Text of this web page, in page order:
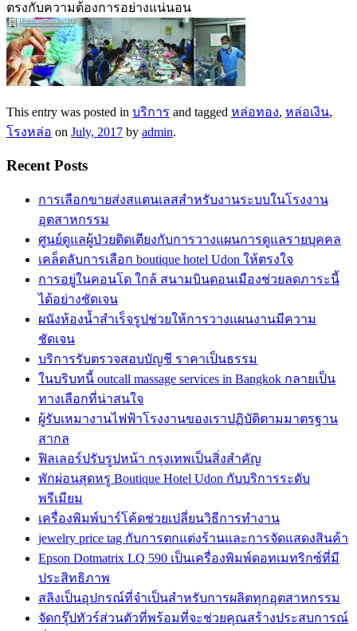
ตรงกับความต้องการอย่างแน่นอน
This entry was posted in บริการ and tagged หล่อทอง, หล่อเงิน,
โรงหล่อ on July, 2017 by admin.
Recent Posts
การเลือกขายส่งสแตนเลสสำหรับงานระบบในโรงงาน
อุตสาหกรรม
ศูนย์ดูแลผู้ป่วยติดเตียงกับการวางแผนการดูแลรายบุคคล
เคล็ดลับการเลือก boutique hotel Udon ให้ตรงใจ
การอยู่ในคอนโด ใกล้ สนามบินดอนเมืองช่วยลดภาระนี้
ได้อย่างชัดเจน
ผนังห้องน้ำสำเร็จรูปช่วยให้การวางแผนงานมีความ
ชัดเจน
บริการรับตรวจสอบบัญชี ราคาเป็นธรรม
ในบริบทนี้ outcall massage services in Bangkok กลายเป็น
ทางเลือกที่น่าสนใจ
ผู้รับเหมางานไฟฟ้าโรงงานของเราปฏิบัติตามมาตรฐาน
สากล
ฟิลเลอร์ปรับรูปหน้า กรุงเทพเป็นสิ่งสำคัญ
พักผ่อนสุดหรู Boutique Hotel Udon กับบริการระดับ
พรีเมียม
เครื่องพิมพ์บาร์โค้ดช่วยเปลี่ยนวิธีการทำงาน
jewelry price tag กับการตกแต่งร้านและการจัดแสดงสินค้า
Epson Dotmatrix LQ 590 เป็นเครื่องพิมพ์ดอทเมทริกซ์ที่มี
ประสิทธิภาพ
สลิงเป็นอุปกรณ์ที่จำเป็นสำหรับการผลิตทุกอุตสาหกรรม
จัดกรุ๊ปทัวร์ส่วนตัวที่พร้อมที่จะช่วยคุณสร้างประสบการณ์